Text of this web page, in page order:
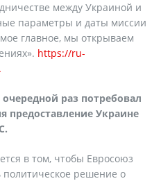
между Украиной и
параметры и даты миссии
главное, мы открываем
https://ru-
раз потребовал
предоставление Украине
в том, чтобы Евросоюз
политическое решение о